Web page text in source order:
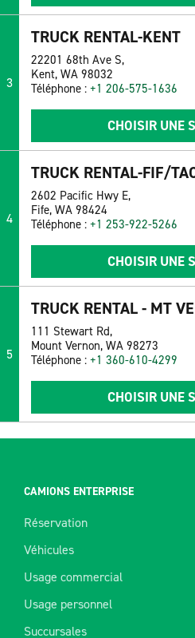
3
TRUCK RENTAL-KENT
22201 68th Ave S,
Kent, WA 98032
Téléphone : +1 206-575-1636
CHOISIR UNE
4
TRUCK RENTAL-FIF/
2602 Pacific Hwy E,
Fife, WA 98424
Téléphone : +1 253-922-5266
CHOISIR UNE
5
TRUCK RENTAL - MT
111 Stewart Rd,
Mount Vernon, WA 98273
Téléphone : +1 360-610-4299
CHOISIR UNE
CAMIONS ENTERPRISE
Réservation
Véhicules
Usage commercial
Usage personnel
Succursales